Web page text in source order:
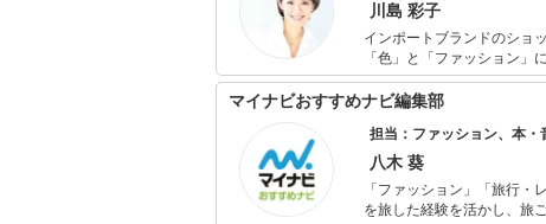
川島 彩子
インポートブランドのショ
「色」と「ファッション」について専門的に学び
業、地方自治体等が主催す
には、自分に似合いT・P・Oに
ント”の資格を習得し、住
ネートセミナーを実施し、
ている。
マイナビおすすめナビ編集部
担当：ファッション、本
八木 葵
「ファッション」「旅行
を旅した経験を活かし、旅